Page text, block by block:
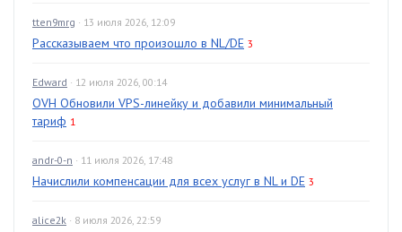
tten9mrg · 13 июля 2026, 12:09
Рассказываем что произошло в NL/DE 3
Edward · 12 июля 2026, 00:14
OVH Обновили VPS-линейку и добавили минимальный
тариф 1
andr-0-n · 11 июля 2026, 17:48
Начислили компенсации для всех услуг в NL и DE 3
alice2k · 8 июля 2026, 22:59